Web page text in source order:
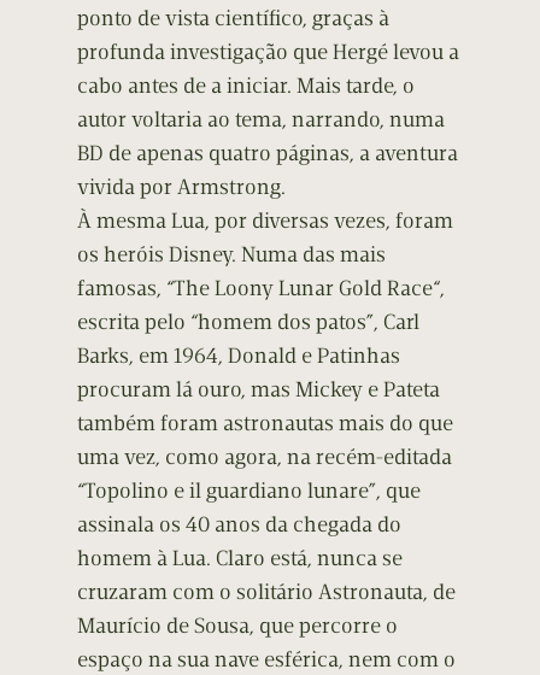
ponto de vista científico, graças à
profunda investigação que Hergé levou a
cabo antes de a iniciar. Mais tarde, o
autor voltaria ao tema, narrando, numa
BD de apenas quatro páginas, a aventura
vivida por Armstrong.
À mesma Lua, por diversas vezes, foram
os heróis Disney. Numa das mais
famosas, “The Loony Lunar Gold Race“,
escrita pelo “homem dos patos”, Carl
Barks, em 1964, Donald e Patinhas
procuram lá ouro, mas Mickey e Pateta
também foram astronautas mais do que
uma vez, como agora, na recém-editada
“Topolino e il guardiano lunare”, que
assinala os 40 anos da chegada do
homem à Lua. Claro está, nunca se
cruzaram com o solitário Astronauta, de
Maurício de Sousa, que percorre o
espaço na sua nave esférica, nem com o